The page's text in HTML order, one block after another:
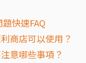
快速FAQ
商店可以使用？
意哪些事項？